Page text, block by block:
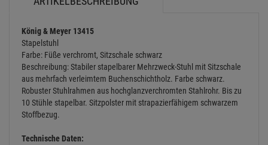
König & Meyer 13415
Stapelstuhl
Farbe: Füße verchromt, Sitzschale schwarz
Beschreibung: Stabiler stapelbarer Mehrzweck-Stuhl mit Sitzschale
aus mehrfach verleimtem Buchenschichtholz. Farbe schwarz.
Robuster Stuhlrahmen aus hochglanzverchromten Stahlrohr. Bis zu
10 Stühle stapelbar. Sitzpolster mit strapazierfähigem schwarzem
Stoffbezug.
Technische Daten: